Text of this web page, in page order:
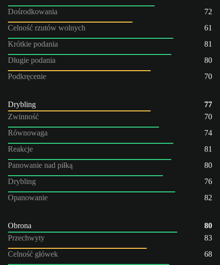
Dośrodkowania
72
Celność rzutów wolnych
61
Krótkie podania
81
Długie podania
80
Podkręcenie
70
Drybling
77
Zwinność
70
Równowaga
74
Reakcje
81
Panowanie nad piłką
80
Drybling
76
Opanowanie
82
Obrona
80
Przechwyty
83
Celność główek
68